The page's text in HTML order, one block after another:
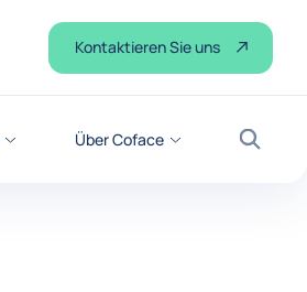
Über Coface
Suche
Kontaktieren Sie uns